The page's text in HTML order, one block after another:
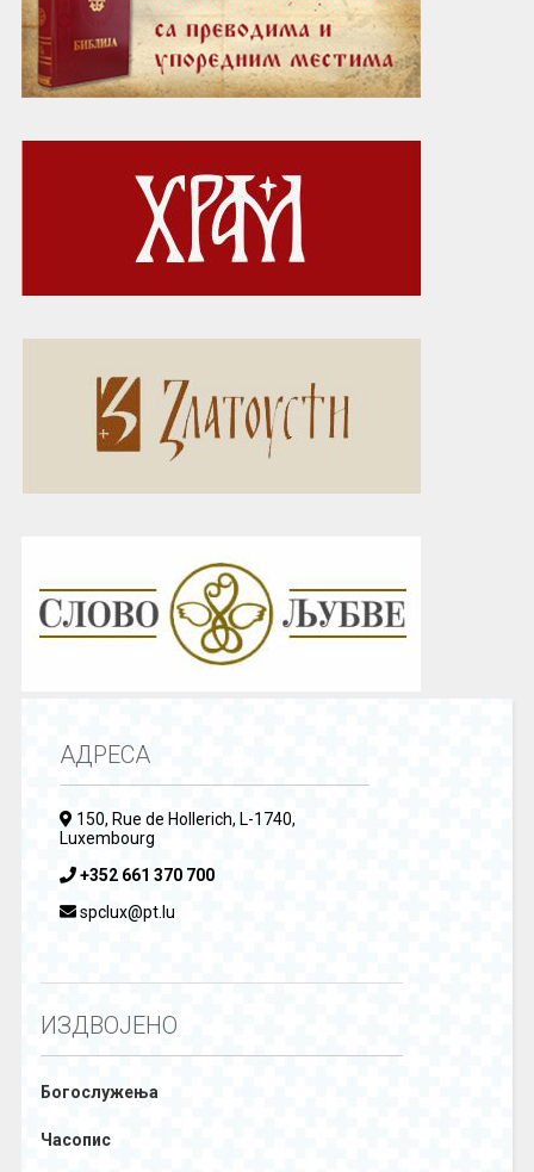
АДРЕСА
150, Rue de Hollerich, L-1740,
Luxembourg
+352 661 370 700
spclux@pt.lu
ИЗДВОЈЕНО
Богослужења
Часопис